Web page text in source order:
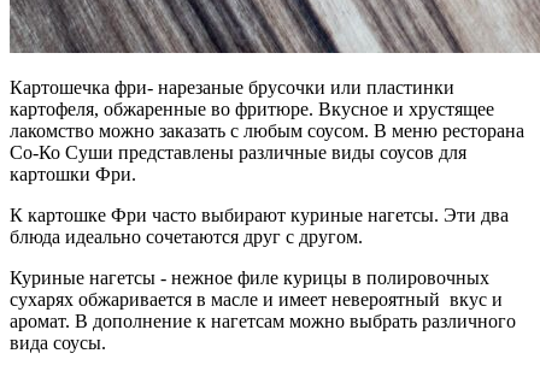
Картошечка фри- нарезаные брусочки или пластинки
картофеля, обжаренные во фритюре. Вкусное и хрустящее
лакомство можно заказать с любым соусом. В меню ресторана
Со-Ко Суши представлены различные виды соусов для
картошки Фри.
К картошке Фри часто выбирают куриные нагетсы. Эти два
блюда идеально сочетаются друг с другом.
Куриные нагетсы - нежное филе курицы в полировочных
сухарях обжаривается в масле и имеет невероятный вкус и
аромат. В дополнение к нагетсам можно выбрать различного
вида соусы.